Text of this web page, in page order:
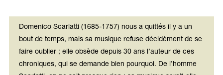
Domenico Scarlatti (1685-1757) nous a quittés il y a un
bout de temps, mais sa musique refuse décidément de se
faire oublier ; elle obsède depuis 30 ans l’auteur de ces
chroniques, qui se demande bien pourquoi. De l’homme